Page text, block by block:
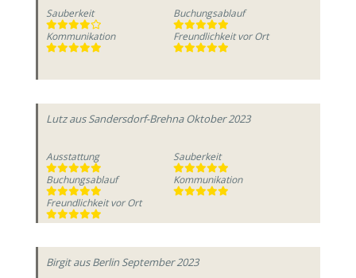
Sauberkeit
Buchungsablauf
Kommunikation
Freundlichkeit vor Ort
Lutzaus Sandersdorf-Brehna Oktober 2023
Ausstattung
Sauberkeit
Buchungsablauf
Kommunikation
Freundlichkeit vor Ort
Birgitaus Berlin September 2023